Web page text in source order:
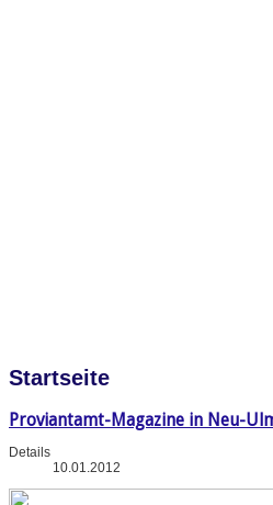
Startseite
Proviantamt-Magazine in Neu-
Details
10.01.2012